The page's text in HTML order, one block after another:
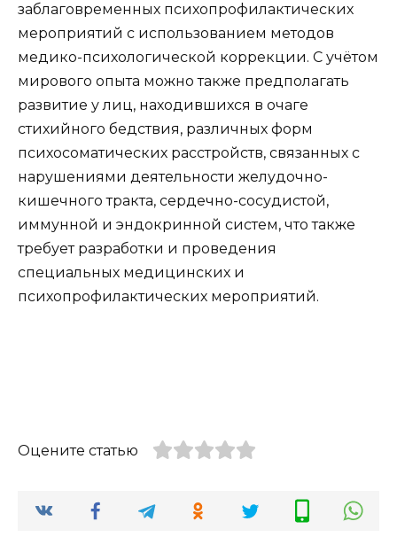
заблаговременных психопрофилактических
мероприятий с использованием методов
медико-психологической коррекции. С учётом
мирового опыта можно также предполагать
развитие у лиц, находившихся в очаге
стихийного бедствия, различных форм
психосоматических расстройств, связанных с
нарушениями деятельности желудочно-
кишечного тракта, сердечно-сосудистой,
иммунной и эндокринной систем, что также
требует разработки и проведения
специальных медицинских и
психопрофилактических мероприятий.
Оцените статью